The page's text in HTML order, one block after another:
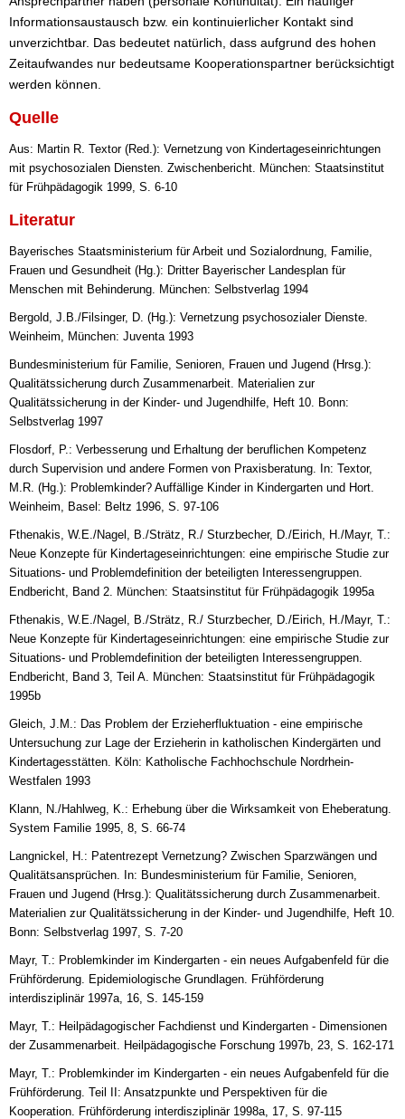
Informationsaustausch bzw. ein kontinuierlicher Kontakt sind
unverzichtbar. Das bedeutet natürlich, dass aufgrund des hohen
Zeitaufwandes nur bedeutsame Kooperationspartner berücksichtigt
werden können.
Quelle
Aus: Martin R. Textor (Red.): Vernetzung von Kindertageseinrichtungen
mit psychosozialen Diensten. Zwischenbericht. München: Staatsinstitut
für Frühpädagogik 1999, S. 6-10
Literatur
Bayerisches Staatsministerium für Arbeit und Sozialordnung, Familie,
Frauen und Gesundheit (Hg.): Dritter Bayerischer Landesplan für
Menschen mit Behinderung. München: Selbstverlag 1994
Bergold, J.B./Filsinger, D. (Hg.): Vernetzung psychosozialer Dienste.
Weinheim, München: Juventa 1993
Bundesministerium für Familie, Senioren, Frauen und Jugend (Hrsg.):
Qualitätssicherung durch Zusammenarbeit. Materialien zur
Qualitätssicherung in der Kinder- und Jugendhilfe, Heft 10. Bonn:
Selbstverlag 1997
Flosdorf, P.: Verbesserung und Erhaltung der beruflichen Kompetenz
durch Supervision und andere Formen von Praxisberatung. In: Textor,
M.R. (Hg.): Problemkinder? Auffällige Kinder in Kindergarten und Hort.
Weinheim, Basel: Beltz 1996, S. 97-106
Fthenakis, W.E./Nagel, B./Strätz, R./ Sturzbecher, D./Eirich, H./Mayr, T.:
Neue Konzepte für Kindertageseinrichtungen: eine empirische Studie zur
Situations- und Problemdefinition der beteiligten Interessengruppen.
Endbericht, Band 2. München: Staatsinstitut für Frühpädagogik 1995a
Fthenakis, W.E./Nagel, B./Strätz, R./ Sturzbecher, D./Eirich, H./Mayr, T.:
Neue Konzepte für Kindertageseinrichtungen: eine empirische Studie zur
Situations- und Problemdefinition der beteiligten Interessengruppen.
Endbericht, Band 3, Teil A. München: Staatsinstitut für Frühpädagogik
1995b
Gleich, J.M.: Das Problem der Erzieherfluktuation - eine empirische
Untersuchung zur Lage der Erzieherin in katholischen Kindergärten und
Kindertagesstätten. Köln: Katholische Fachhochschule Nordrhein-
Westfalen 1993
Klann, N./Hahlweg, K.: Erhebung über die Wirksamkeit von Eheberatung.
System Familie 1995, 8, S. 66-74
Langnickel, H.: Patentrezept Vernetzung? Zwischen Sparzwängen und
Qualitätsansprüchen. In: Bundesministerium für Familie, Senioren,
Frauen und Jugend (Hrsg.): Qualitätssicherung durch Zusammenarbeit.
Materialien zur Qualitätssicherung in der Kinder- und Jugendhilfe, Heft 10.
Bonn: Selbstverlag 1997, S. 7-20
Mayr, T.: Problemkinder im Kindergarten - ein neues Aufgabenfeld für die
Frühförderung. Epidemiologische Grundlagen. Frühförderung
interdisziplinär 1997a, 16, S. 145-159
Mayr, T.: Heilpädagogischer Fachdienst und Kindergarten - Dimensionen
der Zusammenarbeit. Heilpädagogische Forschung 1997b, 23, S. 162-171
Mayr, T.: Problemkinder im Kindergarten - ein neues Aufgabenfeld für die
Frühförderung. Teil II: Ansatzpunkte und Perspektiven für die
Kooperation. Frühförderung interdisziplinär 1998a, 17, S. 97-115